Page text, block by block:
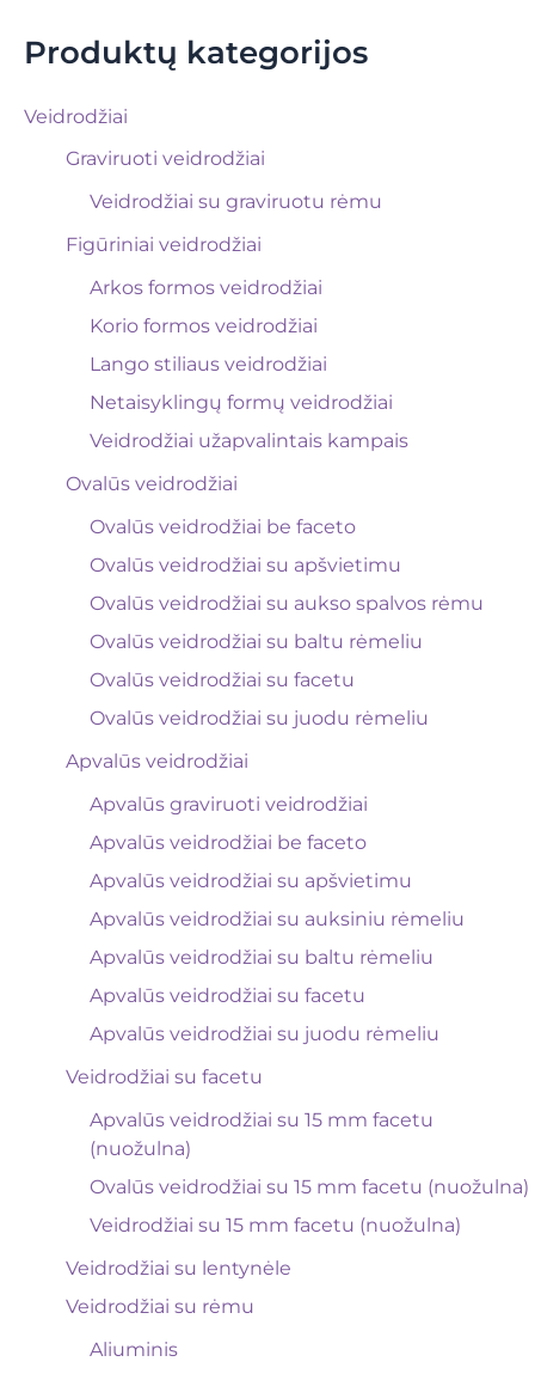
Produktų kategorijos
Veidrodžiai
Graviruoti veidrodžiai
Veidrodžiai su graviruotu rėmu
Figūriniai veidrodžiai
Arkos formos veidrodžiai
Korio formos veidrodžiai
Lango stiliaus veidrodžiai
Netaisyklingų formų veidrodžiai
Veidrodžiai užapvalintais kampais
Ovalūs veidrodžiai
Ovalūs veidrodžiai be faceto
Ovalūs veidrodžiai su apšvietimu
Ovalūs veidrodžiai su aukso spalvos rėmu
Ovalūs veidrodžiai su baltu rėmeliu
Ovalūs veidrodžiai su facetu
Ovalūs veidrodžiai su juodu rėmeliu
Apvalūs veidrodžiai
Apvalūs graviruoti veidrodžiai
Apvalūs veidrodžiai be faceto
Apvalūs veidrodžiai su apšvietimu
Apvalūs veidrodžiai su auksiniu rėmeliu
Apvalūs veidrodžiai su baltu rėmeliu
Apvalūs veidrodžiai su facetu
Apvalūs veidrodžiai su juodu rėmeliu
Veidrodžiai su facetu
Apvalūs veidrodžiai su 15 mm facetu
(nuožulna)
Ovalūs veidrodžiai su 15 mm facetu (nuožulna)
Veidrodžiai su 15 mm facetu (nuožulna)
Veidrodžiai su lentynėle
Veidrodžiai su rėmu
Aliuminis